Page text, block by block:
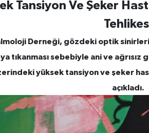
Tansiyon Ve Şeker
Derneği, gözdeki optik
tıkanması sebebiyle ani ve
yüksek tansiyon ve şeker
açıkladı.